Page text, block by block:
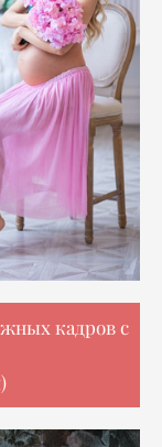
кадров с